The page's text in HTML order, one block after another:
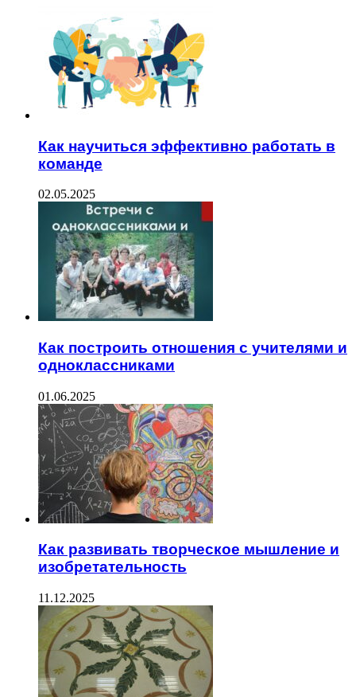
Как научиться эффективно работать в
команде
02.05.2025
Как построить отношения с учителями и
одноклассниками
01.06.2025
Как развивать творческое мышление и
изобретательность
11.12.2025